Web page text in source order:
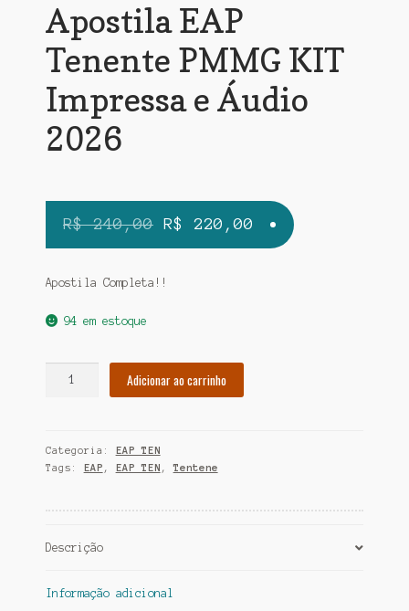
Apostila EAP
Tenente PMMG KIT
Impressa e Áudio
2026
R$240,00 O
preço
original
R$ 220,00
preço
Apostila Completa!!
94 em estoque
KIT
Impressa
Áudio
quantidade
Adicionar ao carrinho
Categoria:
EAP TEN
Tags:
EAP , EAP TEN ,Tentene
Descrição
Informação adicional